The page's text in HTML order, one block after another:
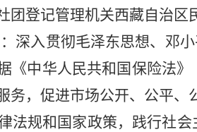
团登记管理机关西藏自治区
深入贯彻毛泽东思想、邓小
《中华人民共和国保险法
务，促进市场公开、公平、
法规和国家政策，践行社